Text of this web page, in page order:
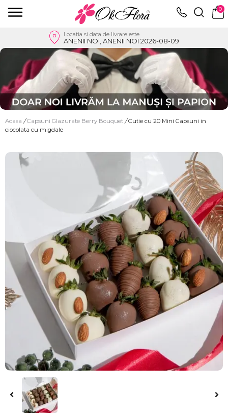
0
Locatia si data de livrare este
ANENII NOI, ANENII NOI 2026-08-09
Acasa / Capsuni Glazurate Berry Bouquet / Cutie cu 20 Mini Capsuni in
ciocolata cu migdale